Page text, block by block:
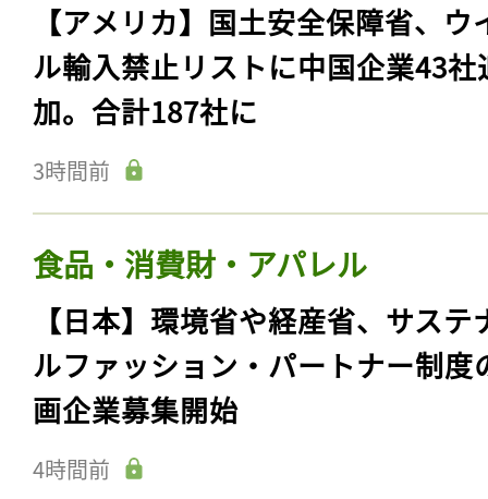
【アメリカ】国土安全保障省、ウ
ル輸入禁止リストに中国企業43社
加。合計187社に
3時間前
食品・消費財・アパレル
【日本】環境省や経産省、サステ
ルファッション・パートナー制度
画企業募集開始
4時間前